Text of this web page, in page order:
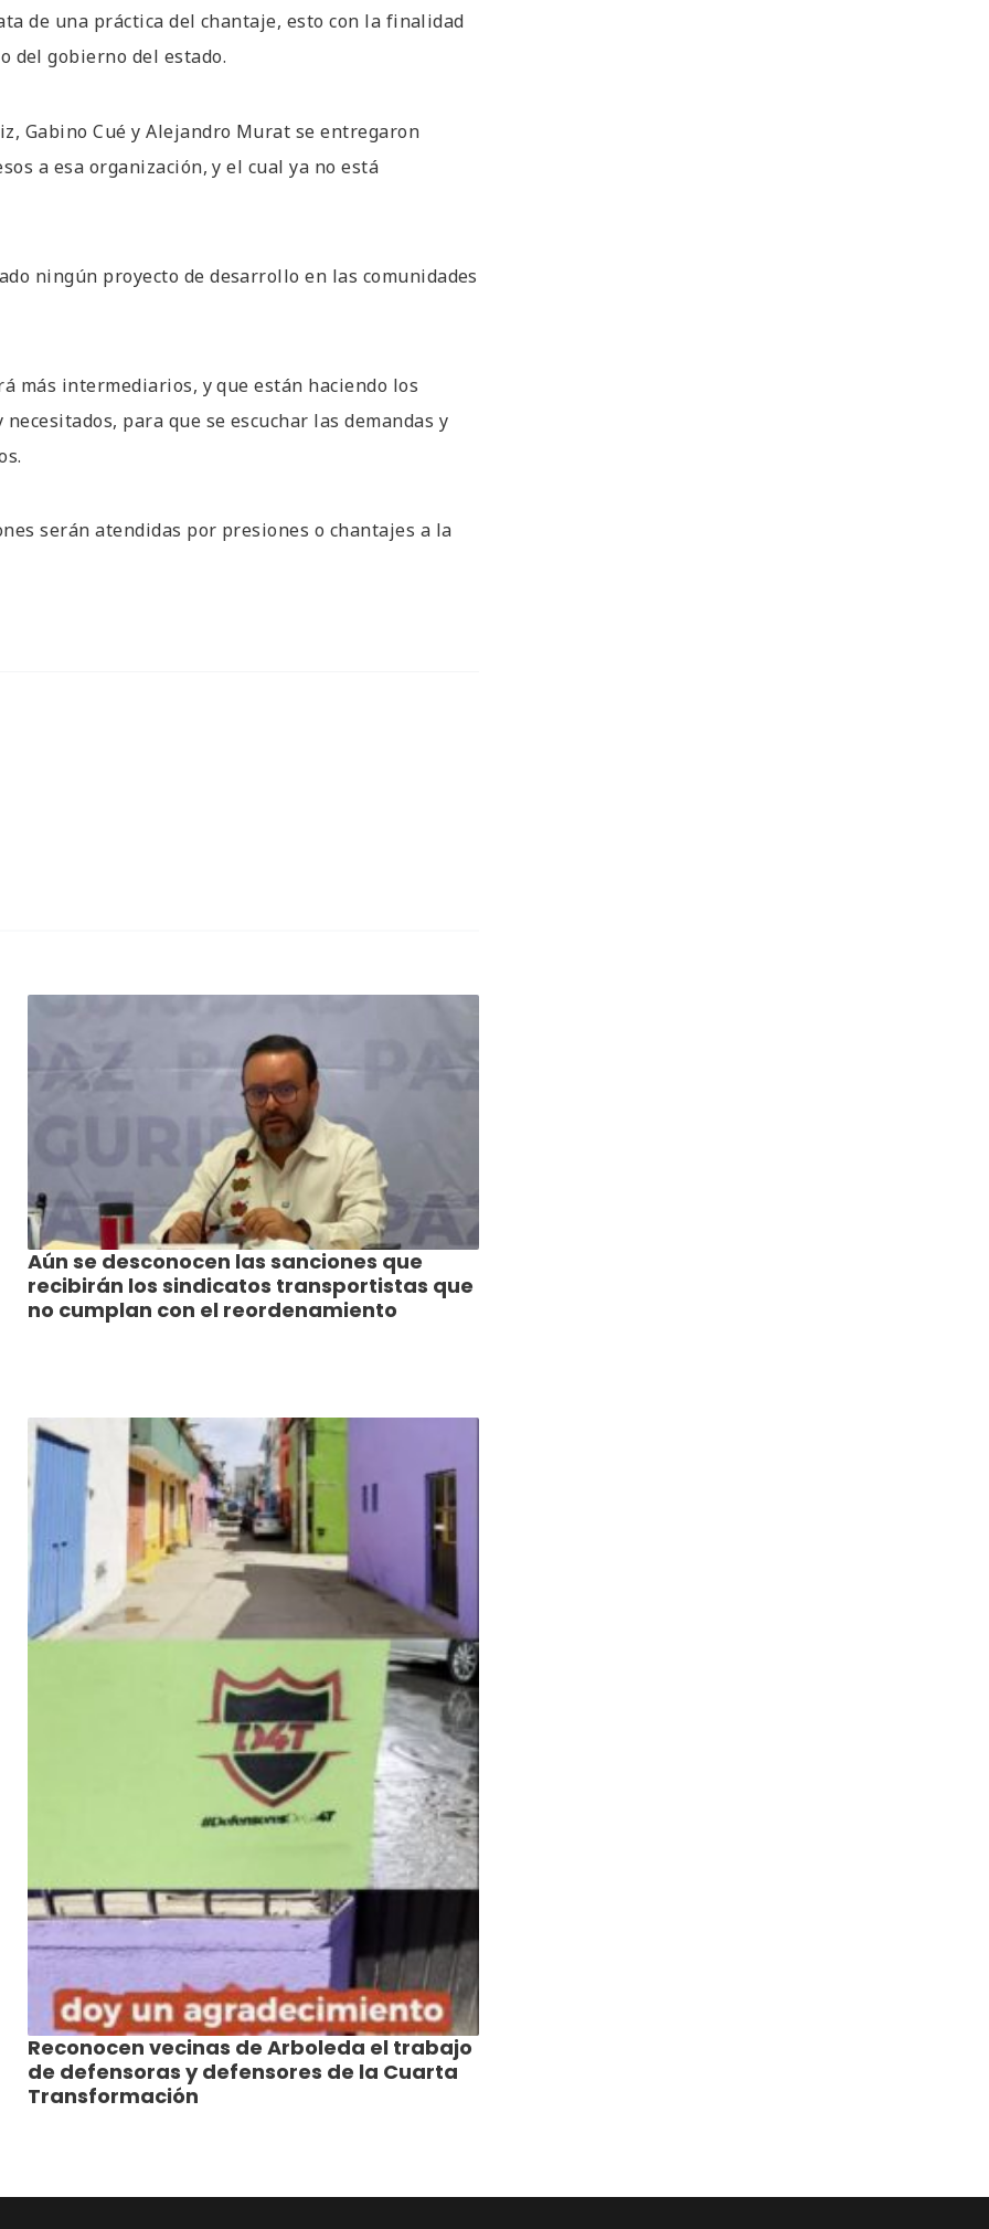
de una práctica del chantaje, esto con la finalidad
del gobierno del estado.
Gabino Cué y Alejandro Murat se entregaron
a esa organización, y el cual ya no está
ningún proyecto de desarrollo en las comunidades
más intermediarios, y que están haciendo los
para que se escuchar las demandas y
serán atendidas por presiones o chantajes a la
Aún se desconocen las sanciones que
recibirán los sindicatos transportistas que
no cumplan con el reordenamiento
Reconocen vecinas de Arboleda el trabajo
de defensoras y defensores de la Cuarta
Transformación